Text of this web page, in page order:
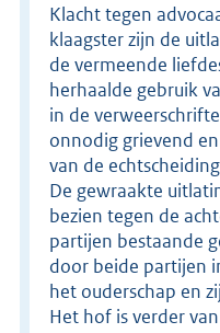
Klacht tegen
klaagster zijn de
de vermeende
herhaalde gebruik
in de
onnodig grievend
van de
De gewraakte
bezien tegen de
partijen bestaande
door beide partijen
het ouderschap en
Het hof is verder